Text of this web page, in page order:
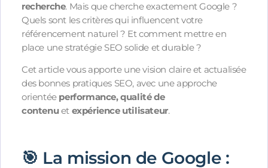
recherche. Mais que cherche exactement Google ?
Quels sont les critères qui influencent votre
référencement naturel ? Et comment mettre en
place une stratégie SEO solide et durable ?
Cet article vous apporte une vision claire et actualisée
des bonnes pratiques SEO, avec une approche
orientée performance, qualité de
contenuet expérience utilisateur.
🎯 La mission de Google :